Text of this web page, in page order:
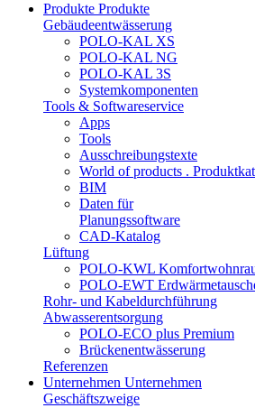
Produkte Produkte
Gebäudeentwässerung
POLO-KAL XS
POLO-KAL NG
POLO-KAL 3S
Systemkomponenten
Tools & Softwareservice
Apps
Tools
Ausschreibungstexte
World of products .
BIM
Daten für
Planungssoftware
CAD-Katalog
Lüftung
POLO-KWL
POLO-EWT
Rohr- und Kabeldurchführung
Abwasserentsorgung
POLO-ECO plus Premium
Brückenentwässerung
Referenzen
Unternehmen Unternehmen
Geschäftszweige